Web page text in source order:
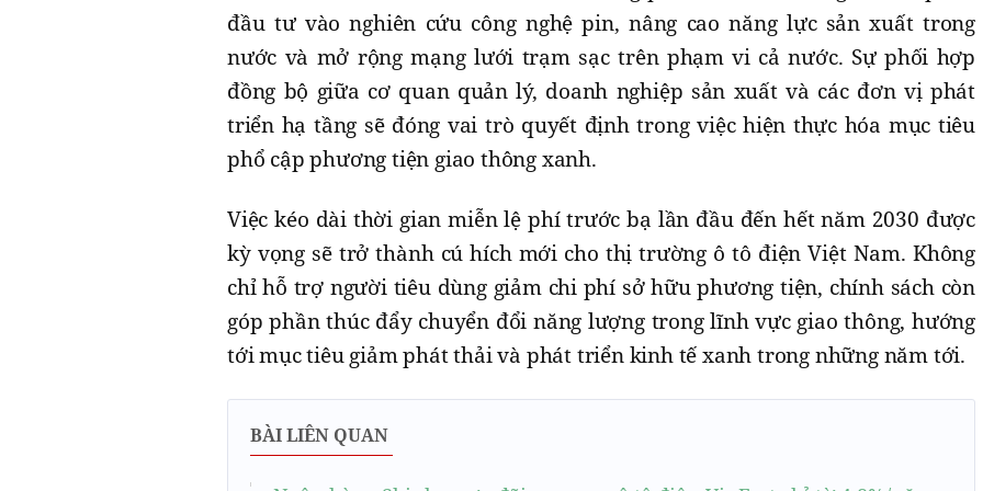
đầu tư vào nghiên cứu công nghệ pin, nâng cao năng lực sản xuất trong
nước và mở rộng mạng lưới trạm sạc trên phạm vi cả nước. Sự phối hợp
đồng bộ giữa cơ quan quản lý, doanh nghiệp sản xuất và các đơn vị phát
triển hạ tầng sẽ đóng vai trò quyết định trong việc hiện thực hóa mục tiêu
phổ cập phương tiện giao thông xanh.
Việc kéo dài thời gian miễn lệ phí trước bạ lần đầu đến hết năm 2030 được
kỳ vọng sẽ trở thành cú hích mới cho thị trường ô tô điện Việt Nam. Không
chỉ hỗ trợ người tiêu dùng giảm chi phí sở hữu phương tiện, chính sách còn
góp phần thúc đẩy chuyển đổi năng lượng trong lĩnh vực giao thông, hướng
tới mục tiêu giảm phát thải và phát triển kinh tế xanh trong những năm tới.
BÀI LIÊN QUAN